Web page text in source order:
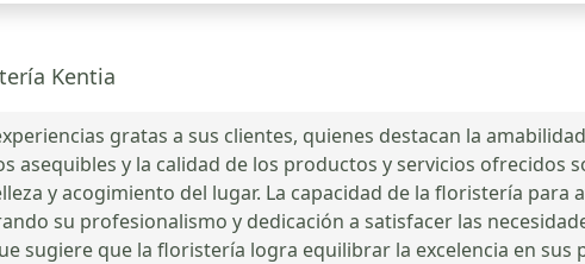
Kentia
gratas a sus clientes, quienes destacan la
y la calidad de los productos y servicios ofrecidos
y acogimiento del lugar. La capacidad de la floristería para
su profesionalismo y dedicación a satisfacer las
sugiere que la floristería logra equilibrar la excelencia en sus